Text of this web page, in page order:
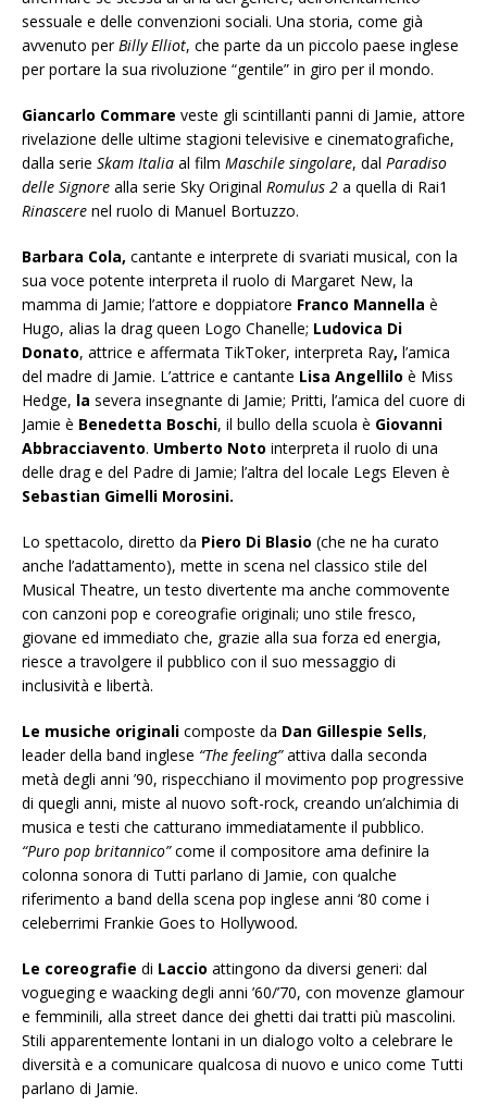
sessuale e delle convenzioni sociali. Una storia, come già
avvenuto perBilly Elliot, che parte da un piccolo paese inglese
per portare la sua rivoluzione “gentile” in giro per il mondo.
Giancarlo Commare veste gli scintillanti panni di Jamie, attore
rivelazione delle ultime stagioni televisive e cinematografiche,
dalla serie Skam Italia al film Maschile singolare, dal Paradiso
delle Signore alla serie Sky Original Romulus 2 a quella di Rai1
Rinascere nel ruolo di Manuel Bortuzzo.
Barbara Cola, cantante e interprete di svariati musical, con la
sua voce potente interpreta il ruolo di Margaret New, la
mamma di Jamie; l’attore e doppiatore Franco Mannella è
Hugo, alias la drag queen Logo Chanelle; Ludovica Di
Donato, attrice e affermata TikToker, interpreta Ray, l’amica
del madre di Jamie. L’attrice e cantante Lisa Angellilo è Miss
Hedge, la severa insegnante di Jamie; Pritti, l’amica del cuore di
Jamie è Benedetta Boschi, il bullo della scuola è Giovanni
Abbracciavento. Umberto Noto interpreta il ruolo di una
delle drag e del Padre di Jamie; l’altra del locale Legs Eleven è
Sebastian Gimelli Morosini.
Lo spettacolo, diretto da Piero Di Blasio (che ne ha curato
anche l’adattamento), mette in scena nel classico stile del
Musical Theatre, un testo divertente ma anche commovente
con canzoni pop e coreografie originali; uno stile fresco,
giovane ed immediato che, grazie alla sua forza ed energia,
riesce a travolgere il pubblico con il suo messaggio di
inclusività e libertà.
Le musiche originali composte da Dan Gillespie Sells,
leader della band inglese “The feeling”attiva dalla seconda
metà degli anni ’90, rispecchiano il movimento pop progressive
di quegli anni, miste al nuovo soft-rock, creando un’alchimia di
musica e testi che catturano immediatamente il pubblico.
“Puro pop britannico”come il compositore ama definire la
colonna sonora di Tutti parlano di Jamie, con qualche
riferimento a band della scena pop inglese anni ‘80 come i
celeberrimi Frankie Goes to Hollywood.
Le coreografie di Laccio attingono da diversi generi: dal
vogueging e waacking degli anni ’60/’70, con movenze glamour
e femminili, alla street dance dei ghetti dai tratti più mascolini.
Stili apparentemente lontani in un dialogo volto a celebrare le
diversità e a comunicare qualcosa di nuovo e unico come Tutti
parlano di Jamie.